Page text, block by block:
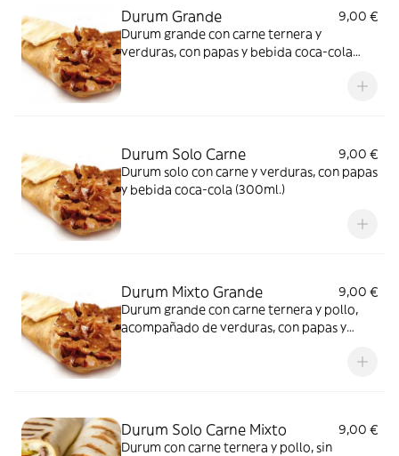
Durum Grande
9,00 €
Durum grande con carne ternera y
verduras, con papas y bebida coca-cola
Durum Solo Carne
9,00 €
Durum solo con carne y verduras, con papas
y bebida coca-cola (300ml.)
Durum Mixto Grande
9,00 €
Durum grande con carne ternera y pollo,
acompañado de verduras, con papas y
Durum Solo Carne Mixto
9,00 €
Durum con carne ternera y pollo, sin